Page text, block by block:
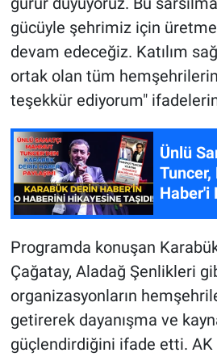
gücüyle şehrimiz için
devam edeceğiz. Katılım
ortak olan tüm
teşekkür ediyorum"
Ünlü
Haber'i
Programda konuşan
Çağatay, Aladağ Şenlikleri
organizasyonların
getirerek dayanışma ve
güçlendirdiğini ifade etti.